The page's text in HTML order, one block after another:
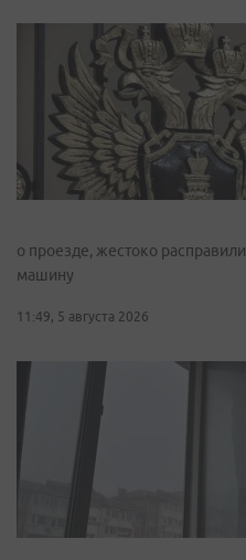
о проезде, жестоко
машину
11:49, 5 августа 2026